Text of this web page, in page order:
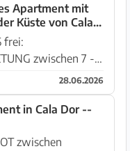
Apartment mit
Küste von Cala
frei:
zwischen 7 -
von Es Forti -
mit
28.06.2026
in Cala Dor --
zwischen